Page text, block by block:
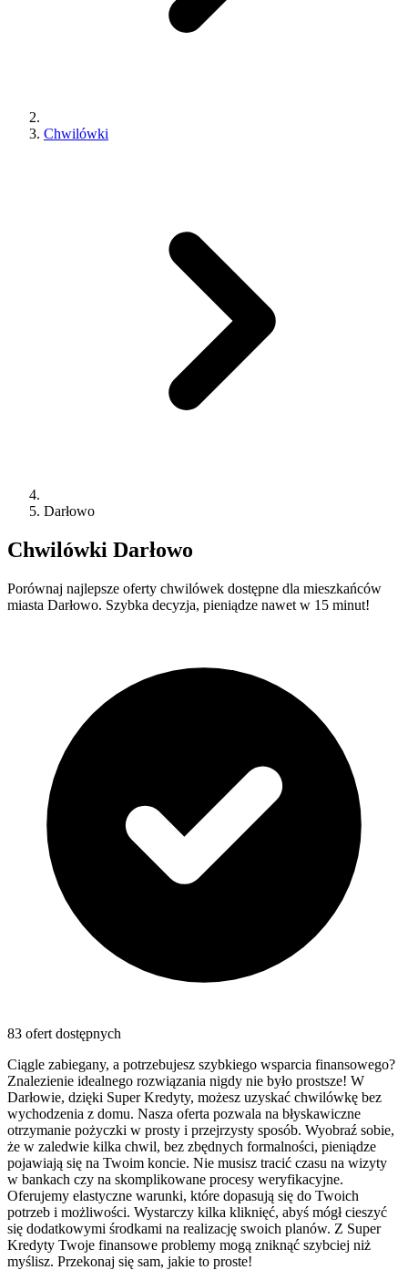
Chwilówki
Darłowo
Chwilówki Darłowo
Porównaj najlepsze oferty chwilówek dostępne dla mieszkańców
miasta Darłowo. Szybka decyzja, pieniądze nawet w 15 minut!
83 ofert dostępnych
Ciągle zabiegany, a potrzebujesz szybkiego wsparcia finansowego?
Znalezienie idealnego rozwiązania nigdy nie było prostsze! W
Darłowie, dzięki Super Kredyty, możesz uzyskać chwilówkę bez
wychodzenia z domu. Nasza oferta pozwala na błyskawiczne
otrzymanie pożyczki w prosty i przejrzysty sposób. Wyobraź sobie,
że w zaledwie kilka chwil, bez zbędnych formalności, pieniądze
pojawiają się na Twoim koncie. Nie musisz tracić czasu na wizyty
w bankach czy na skomplikowane procesy weryfikacyjne.
Oferujemy elastyczne warunki, które dopasują się do Twoich
potrzeb i możliwości. Wystarczy kilka kliknięć, abyś mógł cieszyć
się dodatkowymi środkami na realizację swoich planów. Z Super
Kredyty Twoje finansowe problemy mogą zniknąć szybciej niż
myślisz. Przekonaj się sam, jakie to proste!